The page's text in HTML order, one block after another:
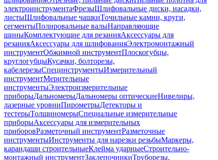
электроинструментаФрезыШлифовальные диски, насадки,
листыШлифовальные чашкиТочильные камни, круги,
сегментыПолировальные валыНаправляющие
шиныКомплектующие для резанияАксессуары для
резанияАксессуары для шлифованияЭлектромонтажный
инструментОбжимной инструментПлоскогубцы,
круглогубцыКусачки, болторезы,
кабелерезыСпецинструментыИзмерительный
инструментМерительные
инструментыЭлектроизмерительные
приборыДальномерыДальномеры оптическиеНивелиры,
лазерные уровниПирометрыДетекторы и
тестерыТолщиномерыСпециальные измерительные
приборыАксессуары для измерительных
приборовРазметочный инструментРазметочные
инструментыИнструменты для нарезки резьбыМаркеры,
карандаши строительныеКлейма ударныеСтроительно-
монтажный инструментЗаклепочникиТруборезы,